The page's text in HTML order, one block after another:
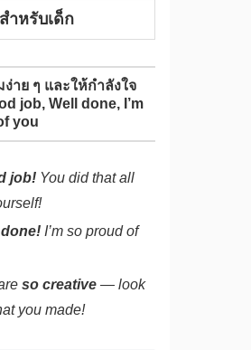
ำหรับเด็ก
าย ๆ และให้กำลังใจ
job, Well done, I’m
you
job!You did that all
I’m so proud of
so creative— look
you made!